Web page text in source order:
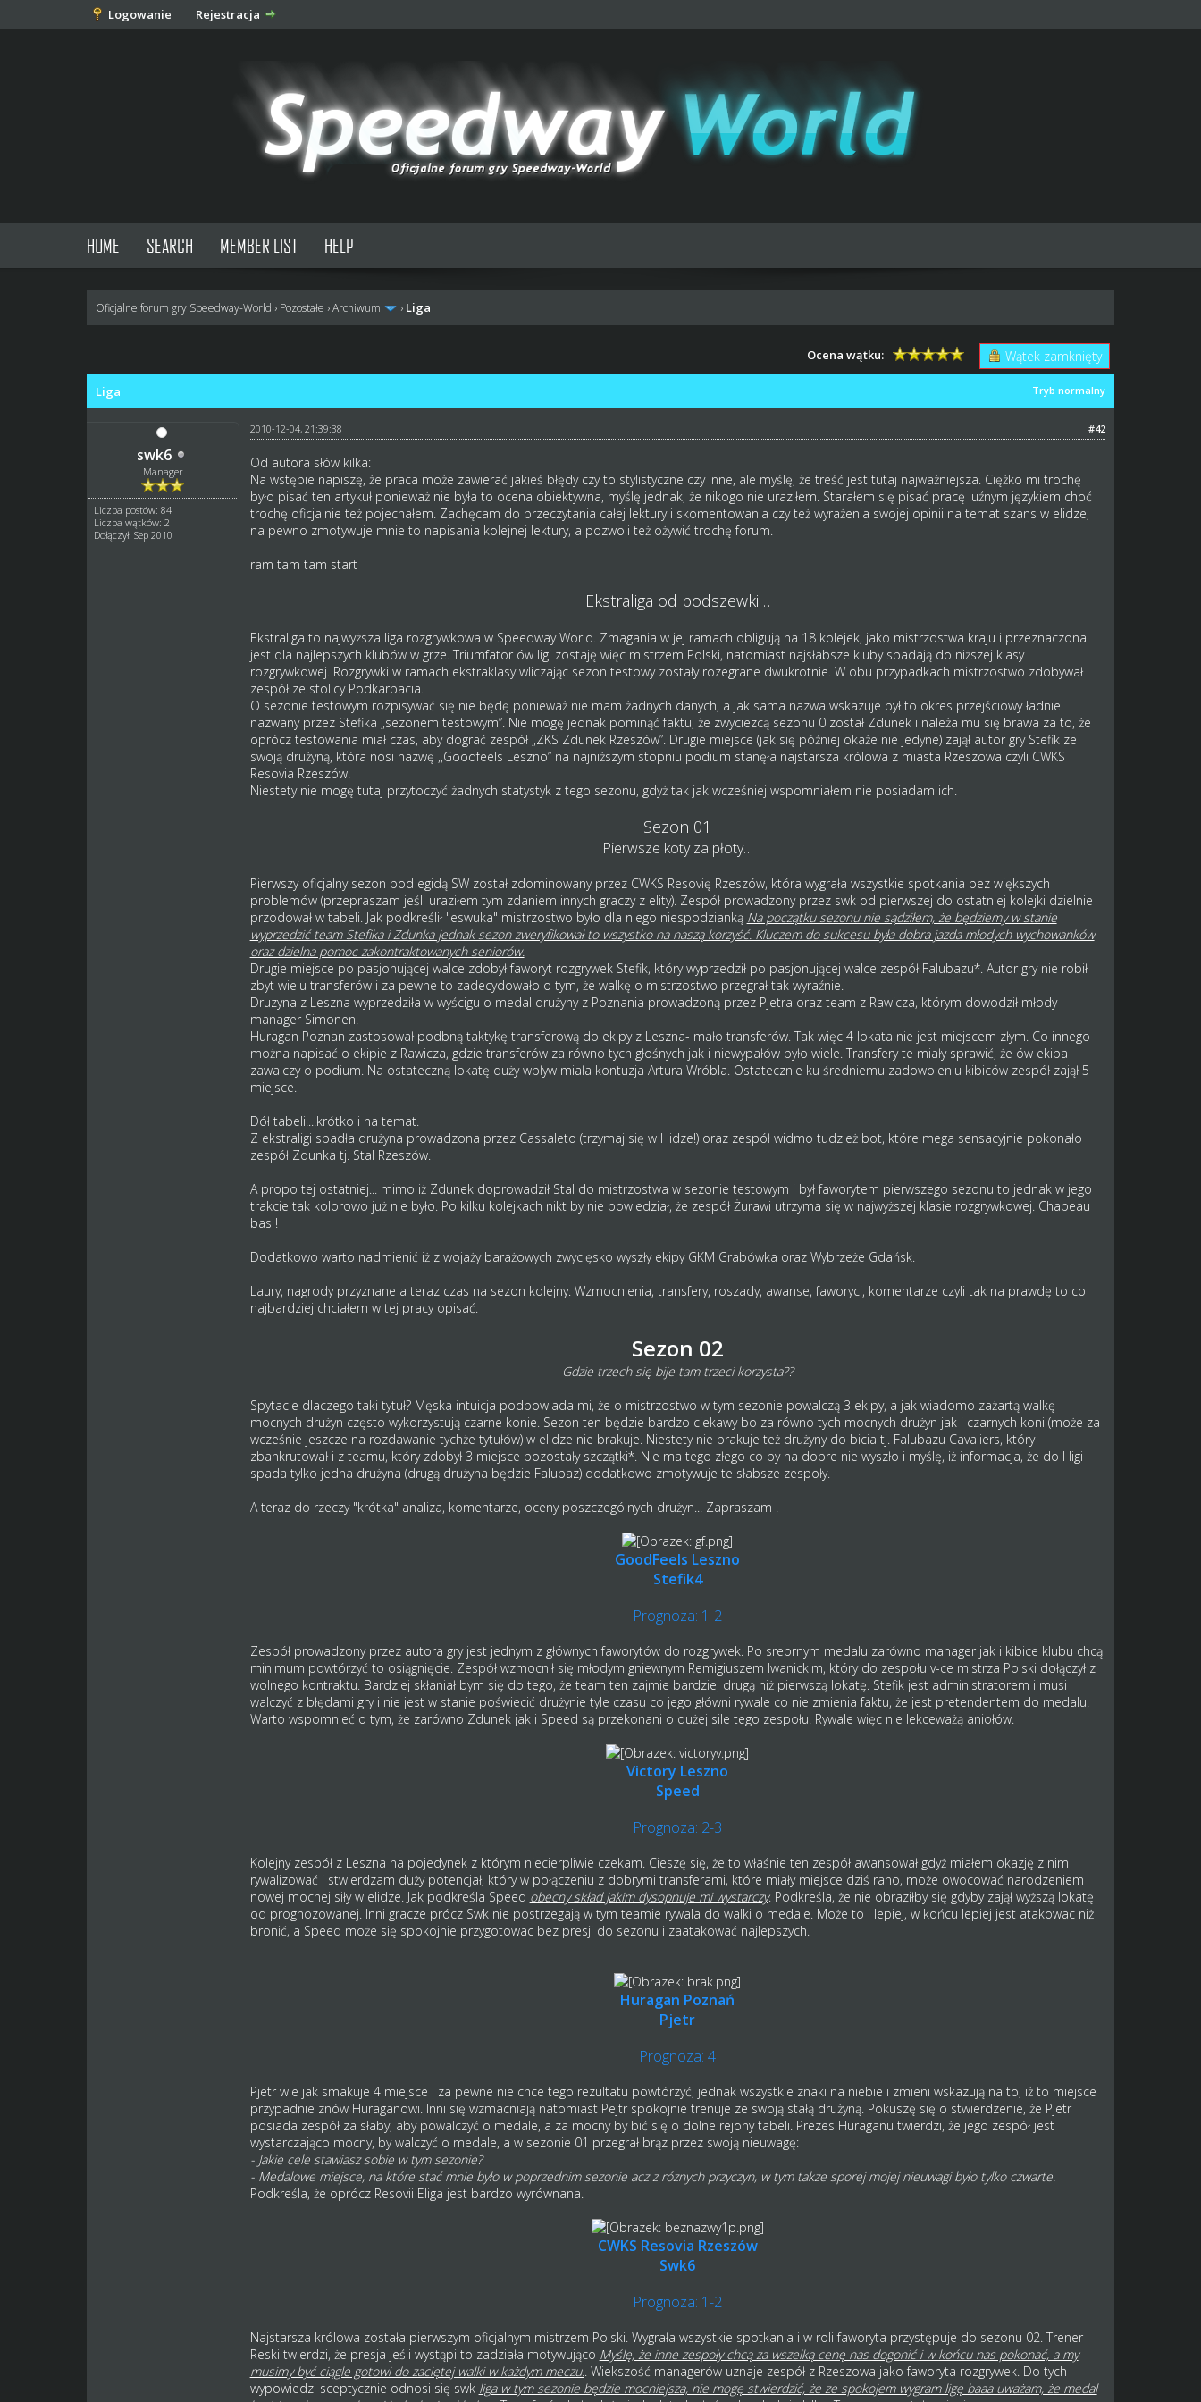
Logowanie Rejestracja
HOME SEARCH MEMBER LIST HELP
Oficjalne forum gry Speedway-World › Pozostałe ›Archiwum › Liga
Wątek zamknięty
Ocena wątku:
Tryb normalny
Liga
swk6
Manager
Liczba postów: 84
Liczba wątków: 2
Dołączył: Sep 2010
#42
2010-12-04, 21:39:38
Od autora słów kilka:
Na wstępie napiszę, że praca może zawierać jakieś błędy czy to stylistyczne czy inne, ale myślę, że treść jest tutaj najważniejsza. Ciężko mi trochę
było pisać ten artykuł ponieważ nie była to ocena obiektywna, myślę jednak, że nikogo nie uraziłem. Starałem się pisać pracę luźnym językiem choć
trochę oficjalnie też pojechałem. Zachęcam do przeczytania całej lektury i skomentowania czy też wyrażenia swojej opinii na temat szans w elidze,
na pewno zmotywuje mnie to napisania kolejnej lektury, a pozwoli też ożywić trochę forum.
ram tam tam start
Ekstraliga od podszewki…
Ekstraliga to najwyższa liga rozgrywkowa w Speedway World. Zmagania w jej ramach obligują na 18 kolejek, jako mistrzostwa kraju i przeznaczona
jest dla najlepszych klubów w grze. Triumfator ów ligi zostaję więc mistrzem Polski, natomiast najsłabsze kluby spadają do niższej klasy
rozgrywkowej. Rozgrywki w ramach ekstraklasy wliczając sezon testowy zostały rozegrane dwukrotnie. W obu przypadkach mistrzostwo zdobywał
zespół ze stolicy Podkarpacia.
O sezonie testowym rozpisywać się nie będę ponieważ nie mam żadnych danych, a jak sama nazwa wskazuje był to okres przejściowy ładnie
nazwany przez Stefika „sezonem testowym”. Nie mogę jednak pominąć faktu, że zwyciezcą sezonu 0 został Zdunek i należa mu się brawa za to, że
oprócz testowania miał czas, aby dograć zespół „ZKS Zdunek Rzeszów”. Drugie miejsce (jak się później okaże nie jedyne) zajął autor gry Stefik ze
swoją drużyną, która nosi nazwę ,,Goodfeels Leszno” na najniższym stopniu podium stanęła najstarsza królowa z miasta Rzeszowa czyli CWKS
Resovia Rzeszów.
Niestety nie mogę tutaj przytoczyć żadnych statystyk z tego sezonu, gdyż tak jak wcześniej wspomniałem nie posiadam ich.
Sezon 01
Pierwsze koty za płoty…
Pierwszy oficjalny sezon pod egidą SW został zdominowany przez CWKS Resovię Rzeszów, która wygrała wszystkie spotkania bez większych
problemów (przepraszam jeśli uraziłem tym zdaniem innych graczy z elity). Zespół prowadzony przez swk od pierwszej do ostatniej kolejki dzielnie
przodował w tabeli. Jak podkreślił "eswuka" mistrzostwo było dla niego niespodzianką Na początku sezonu nie sądziłem, że będziemy w stanie
wyprzedzić team Stefika i Zdunka jednak sezon zweryfikował to wszystko na naszą korzyść. Kluczem do sukcesu była dobra jazda młodych wychowanków
oraz dzielna pomoc zakontraktowanych seniorów.
Drugie miejsce po pasjonującej walce zdobył faworyt rozgrywek Stefik, który wyprzedził po pasjonującej walce zespół Falubazu*. Autor gry nie robił
zbyt wielu transferów i za pewne to zadecydowało o tym, że walkę o mistrzostwo przegrał tak wyraźnie.
Druzyna z Leszna wyprzedziła w wyścigu o medal drużyny z Poznania prowadzoną przez Pjetra oraz team z Rawicza, którym dowodził młody
manager Simonen.
Huragan Poznan zastosował podbną taktykę transferową do ekipy z Leszna- mało transferów. Tak więc 4 lokata nie jest miejscem złym. Co innego
można napisać o ekipie z Rawicza, gdzie transferów za równo tych głośnych jak i niewypałów było wiele. Transfery te miały sprawić, że ów ekipa
zawalczy o podium. Na ostateczną lokatę duży wpływ miała kontuzja Artura Wróbla. Ostatecznie ku średniemu zadowoleniu kibiców zespół zajął 5
miejsce.
Dół tabeli....krótko i na temat.
Z ekstraligi spadła drużyna prowadzona przez Cassaleto (trzymaj się w I lidze!) oraz zespół widmo tudzież bot, które mega sensacyjnie pokonało
zespół Zdunka tj. Stal Rzeszów.
A propo tej ostatniej... mimo iż Zdunek doprowadził Stal do mistrzostwa w sezonie testowym i był faworytem pierwszego sezonu to jednak w jego
trakcie tak kolorowo już nie było. Po kilku kolejkach nikt by nie powiedział, że zespół Żurawi utrzyma się w najwyższej klasie rozgrywkowej. Chapeau
bas !
Dodatkowo warto nadmienić iż z wojaży barażowych zwycięsko wyszły ekipy GKM Grabówka oraz Wybrzeże Gdańsk.
Laury, nagrody przyznane a teraz czas na sezon kolejny. Wzmocnienia, transfery, roszady, awanse, faworyci, komentarze czyli tak na prawdę to co
najbardziej chciałem w tej pracy opisać.
Sezon 02
Gdzie trzech się bije tam trzeci korzysta??
Spytacie dlaczego taki tytuł? Męska intuicja podpowiada mi, że o mistrzostwo w tym sezonie powalczą 3 ekipy, a jak wiadomo zażartą walkę
mocnych drużyn często wykorzystują czarne konie. Sezon ten będzie bardzo ciekawy bo za równo tych mocnych drużyn jak i czarnych koni (może za
wcześnie jeszcze na rozdawanie tychże tytułów) w elidze nie brakuje. Niestety nie brakuje też drużyny do bicia tj. Falubazu Cavaliers, który
zbankrutował i z teamu, który zdobył 3 miejsce pozostały szczątki*. Nie ma tego złego co by na dobre nie wyszło i myślę, iż informacja, że do I ligi
spada tylko jedna drużyna (drugą drużyna będzie Falubaz) dodatkowo zmotywuje te słabsze zespoły.
A teraz do rzeczy "krótka" analiza, komentarze, oceny poszczególnych drużyn... Zapraszam !
GoodFeels Leszno
Stefik4
Prognoza: 1-2
Zespół prowadzony przez autora gry jest jednym z głównych faworytów do rozgrywek. Po srebrnym medalu zarówno manager jak i kibice klubu chcą
minimum powtórzyć to osiągnięcie. Zespół wzmocnił się młodym gniewnym Remigiuszem Iwanickim, który do zespołu v-ce mistrza Polski dołączył z
wolnego kontraktu. Bardziej skłaniał bym się do tego, że team ten zajmie bardziej drugą niż pierwszą lokatę. Stefik jest administratorem i musi
walczyć z błędami gry i nie jest w stanie poświecić drużynie tyle czasu co jego główni rywale co nie zmienia faktu, że jest pretendentem do medalu.
Warto wspomnieć o tym, że zarówno Zdunek jak i Speed są przekonani o dużej sile tego zespołu. Rywale więc nie lekceważą aniołów.
Victory Leszno
Speed
Prognoza: 2-3
Kolejny zespół z Leszna na pojedynek z którym niecierpliwie czekam. Cieszę się, że to właśnie ten zespół awansował gdyż miałem okazję z nim
rywalizować i stwierdzam duży potencjał, który w połączeniu z dobrymi transferami, które miały miejsce dziś rano, może owocować narodzeniem
nowej mocnej siły w elidze. Jak podkreśla Speed obecny skład jakim dysopnuje mi wystarczy. Podkreśla, że nie obraziłby się gdyby zajął wyższą lokatę
od prognozowanej. Inni gracze prócz Swk nie postrzegają w tym teamie rywala do walki o medale. Może to i lepiej, w końcu lepiej jest atakowac niż
bronić, a Speed może się spokojnie przygotowac bez presji do sezonu i zaatakować najlepszych.
Huragan Poznań
Pjetr
Prognoza: 4
Pjetr wie jak smakuje 4 miejsce i za pewne nie chce tego rezultatu powtórzyć, jednak wszystkie znaki na niebie i zmieni wskazują na to, iż to miejsce
przypadnie znów Huraganowi. Inni się wzmacniają natomiast Pejtr spokojnie trenuje ze swoją stałą drużyną. Pokuszę się o stwierdzenie, że Pjetr
posiada zespół za słaby, aby powalczyć o medale, a za mocny by bić się o dolne rejony tabeli. Prezes Huraganu twierdzi, że jego zespół jest
wystarczająco mocny, by walczyć o medale, a w sezonie 01 przegrał brąz przez swoją nieuwagę:
- Jakie cele stawiasz sobie w tym sezonie?
- Medalowe miejsce, na które stać mnie było w poprzednim sezonie acz z róznych przyczyn, w tym także sporej mojej nieuwagi było tylko czwarte.
Podkreśla, że oprócz Resovii Eliga jest bardzo wyrównana.
CWKS Resovia Rzeszów
Swk6
Prognoza: 1-2
Najstarsza królowa została pierwszym oficjalnym mistrzem Polski. Wygrała wszystkie spotkania i w roli faworyta przystępuje do sezonu 02. Trener
Reski twierdzi, że presja jeśli wystąpi to zadziała motywująco Myślę, że inne zespoły chcą za wszelką cenę nas dogonić i w końcu nas pokonać, a my
musimy być ciągle gotowi do zaciętej walki w każdym meczu. . Wiekszość managerów uznaje zespół z Rzeszowa jako faworyta rozgrywek. Do tych
wypowiedzi sceptycznie odnosi się swk liga w tym sezonie będzie mocniejsza, nie mogę stwierdzić, że ze spokojem wygram ligę baaa uważam, że medal